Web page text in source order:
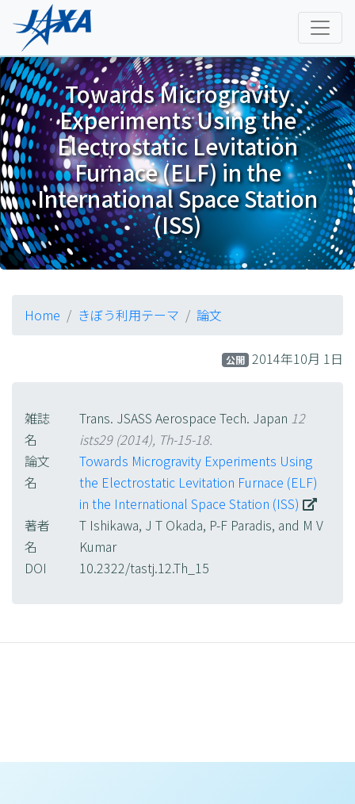
Towards Microgravity
Experiments Using the
Electrostatic Levitation
Furnace (ELF) in the
International Space Station
(ISS)
Home きぼう利用テーマ 論文
公開 2014年10月 1日
雑誌
名
Trans. JSASS Aerospace Tech. Japan 12
ists29 (2014), Th-15-18.
論文
名
Towards Microgravity Experiments Using
the Electrostatic Levitation Furnace (ELF)
in the International Space Station (ISS)
著者
名
T Ishikawa, J T Okada, P-F Paradis, and M V
Kumar
DOI
10.2322/tastj.12.Th_15